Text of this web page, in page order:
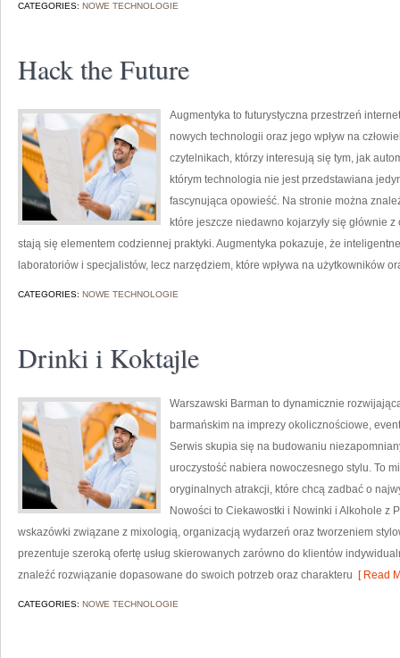
CATEGORIES: NOWE TECHNOLOGIE
Hack the Future
Augmentyka to futurystyczna przestrzeń
nowych technologii oraz jego wpływ na
czytelnikach, którzy interesują się tym, jak
którym technologia nie jest przedstawiana
fascynująca opowieść. Na stronie można
które jeszcze niedawno kojarzyły się głównie
stają się elementem codziennej praktyki. Augmentyka pokazuje, że
laboratoriów i specjalistów, lecz narzędziem, które wpływa na użytkowników
CATEGORIES: NOWE TECHNOLOGIE
Drinki i Koktajle
Warszawski Barman to dynamicznie
barmańskim na imprezy okolicznościowe,
Serwis skupia się na budowaniu
uroczystość nabiera nowoczesnego stylu. To
oryginalnych atrakcji, które chcą zadbać o
Nowości to Ciekawostki i Nowinki i Alkohole z
wskazówki związane z mixologią, organizacją wydarzeń oraz tworzeniem
prezentuje szeroką ofertę usług skierowanych zarówno do klientów
znaleźć rozwiązanie dopasowane do swoich potrzeb oraz charakteru [ Read
CATEGORIES: NOWE TECHNOLOGIE